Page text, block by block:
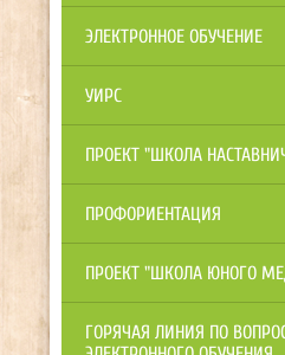
ЭЛЕКТРОННОЕ ОБУЧЕНИЕ
УИРС
ПРОЕКТ "ШКОЛА
ПРОФОРИЕНТАЦИЯ
ПРОЕКТ "ШКОЛА ЮНОГО
ГОРЯЧАЯ ЛИНИЯ ПО